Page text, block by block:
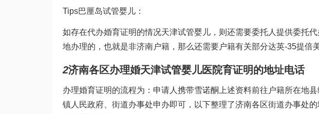
Tips巴厘岛试管婴儿 ：
如存在代办婚育证明的情况天津试管婴儿 ，则还需要委托人提供委托
地办理的，也就是非济南户籍，那么还需要户籍有关部分达英-35提倍
2济南各区办理婚天津试管婴儿医院育证明的地址电话
办理婚育证明的流程为：申请人携带雪诺酮 上述资料前往户籍所在地
镇人民政府、街道办事处申办即可，以下整理了济南各区街道办事处